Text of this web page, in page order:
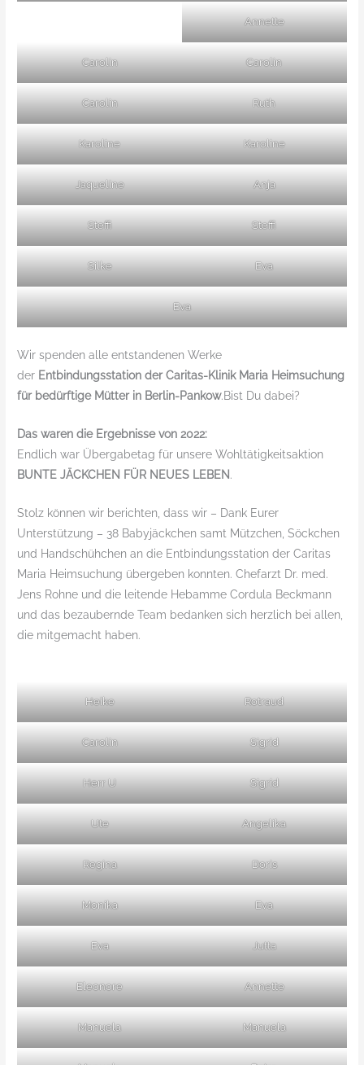
Annette
Carolin Carolin
Carolin Ruth
Karoline Karoline
Jaqueline Anja
Steffi Steffi
Silke Eva
Eva
Wir spenden alle entstandenen Werke
der Entbindungsstation der Caritas-Klinik Maria Heimsuchung
für bedürftige Mütter in Berlin-Pankow.Bist Du dabei?
Das waren die Ergebnisse von 2022:
Endlich war Übergabetag für unsere Wohltätigkeitsaktion
BUNTE JÄCKCHEN FÜR NEUES LEBEN.
Stolz können wir berichten, dass wir – Dank Eurer
Unterstützung – 38 Babyjäckchen samt Mützchen, Söckchen
und Handschühchen an die Entbindungsstation der Caritas
Maria Heimsuchung übergeben konnten. Chefarzt Dr. med.
Jens Rohne und die leitende Hebamme Cordula Beckmann
und das bezaubernde Team bedanken sich herzlich bei allen,
die mitgemacht haben.
Heike Rotraud
Carolin Sigrid
Herr U Sigrid
Ute Angelika
Regina Doris
Monika Eva
Eva Jutta
Eleonore Annette
Manuela Manuela